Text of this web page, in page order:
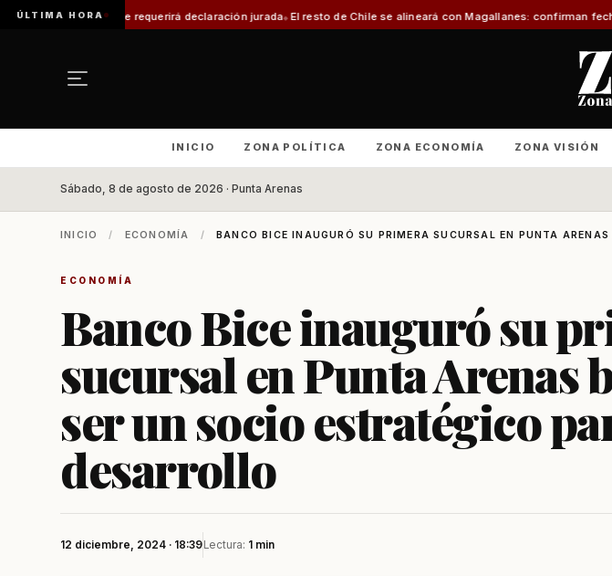
ÚLTIMA HORA
requerirá declaración jurada El resto de Chile se alineará con Magallanes: confirman fecha para el cambio al
INICIO ZONA POLÍTICA ZONA ECONOMÍA ZONA VISIÓN
Sábado, 8 de agosto de 2026 · Punta Arenas
INICIO / ECONOMÍA / BANCO BICE INAUGURÓ SU PRIMERA SUCURSAL EN PUNTA ARENAS
ECONOMÍA
Banco Bice inauguró su
sucursal en Punta Arenas
ser un socio estratégico
desarrollo
12 diciembre, 2024 · 18:39Lectura: 1 min